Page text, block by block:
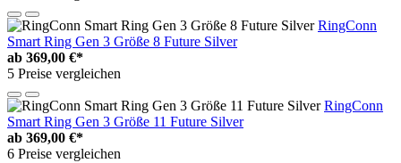
RingConn
Smart Ring Gen 3 Größe 8 Future Silver
ab 369,00 €*
5 Preise vergleichen
RingConn
Smart Ring Gen 3 Größe 11 Future Silver
ab 369,00 €*
6 Preise vergleichen